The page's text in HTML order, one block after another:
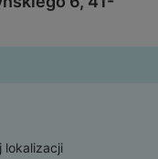
lokalizacji